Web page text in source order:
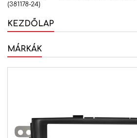
(381178-24)
KEZDŐLAP
MÁRKÁK